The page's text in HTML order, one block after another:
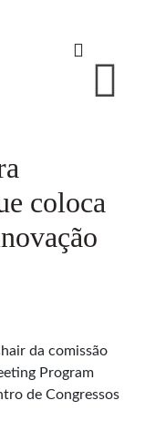
coloca
da comissão
Program
de Congressos